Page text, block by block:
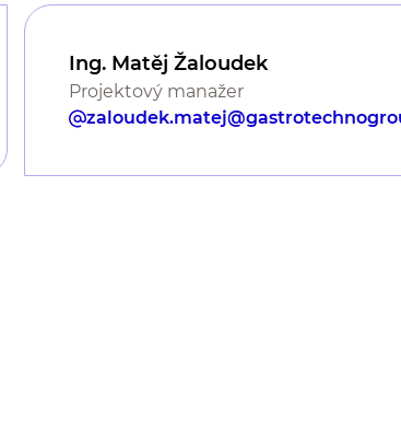
Ing. Matěj Žaloudek
Projektový manažer